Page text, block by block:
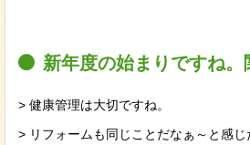
新年度の始まりですね。
> 健康管理は大切ですね。
> リフォームも同じことだなぁ～と感じ